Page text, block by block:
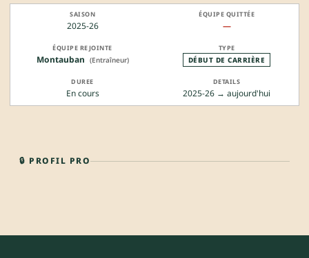
2025-26 —
Montauban (Entraîneur) DÉBUT DE CARRIÈRE
En cours 2025-26 → aujourd'hui
🔒 PROFIL PRO